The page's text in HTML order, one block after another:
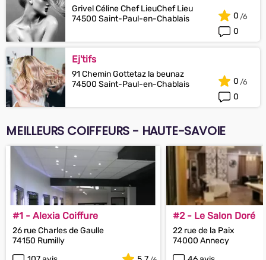
Grivel Céline Chef LieuChef Lieu
74500 Saint-Paul-en-Chablais
0
0
Ej'tifs
91 Chemin Gottetaz la beunaz
74500 Saint-Paul-en-Chablais
0
0
MEILLEURS COIFFEURS - HAUTE-SAVOIE
#1 - Alexia Coiffure
26 rue Charles de Gaulle
74150 Rumilly
#2 - Le Salon Doré
22 rue de la Paix
74000 Annecy